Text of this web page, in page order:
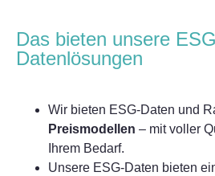
Das bieten unsere
Datenlösungen
Wir bieten ESG-Daten und
Preismodellen – mit voller
Ihrem Bedarf.
Unsere ESG-Daten bieten